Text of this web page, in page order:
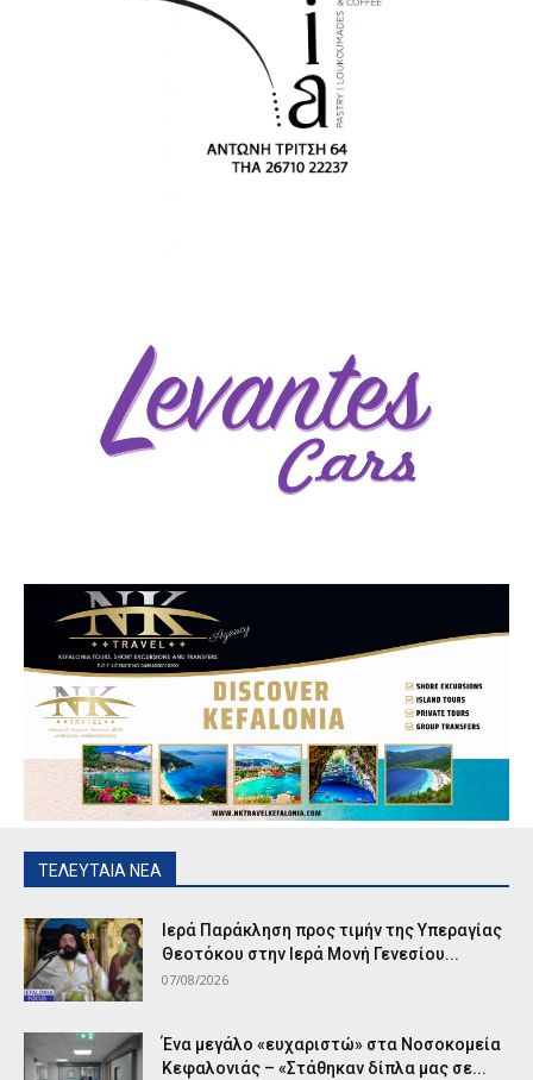
ΤΕΛΕΥΤΑΙΑ ΝΕΑ
Ιερά Παράκληση προς τιμήν της Υπεραγίας
Θεοτόκου στην Ιερά Μονή Γενεσίου...
07/08/2026
Ένα μεγάλο «ευχαριστώ» στα Νοσοκομεία
Κεφαλονιάς – «Στάθηκαν δίπλα μας σε...